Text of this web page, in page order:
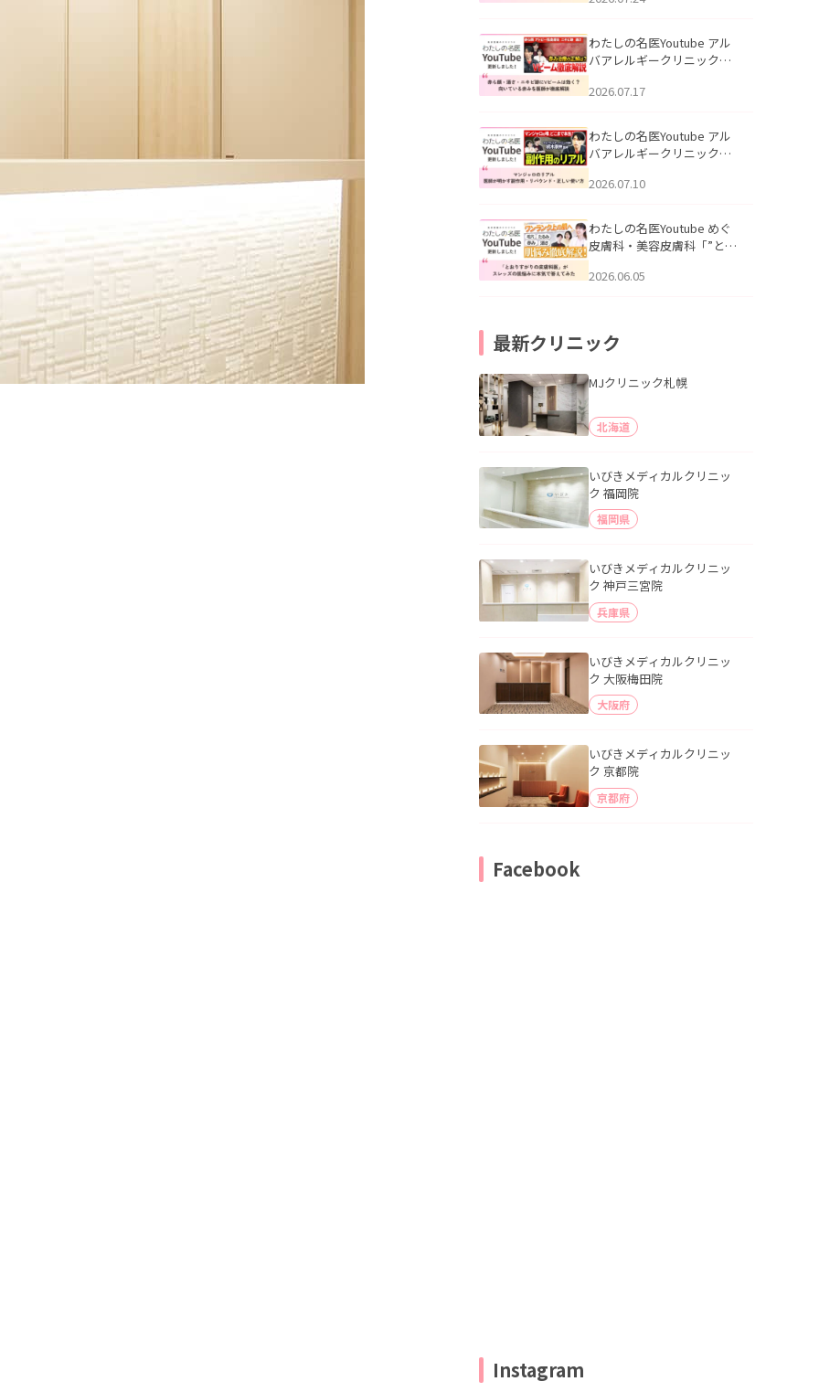
公開いたしました。
わたしの名医Youtube アル
バアレルギークリニック札
跡にVビームは効く？向いて
説」を公開いたしました。
2026.07.17
わたしの名医Youtube アル
バアレルギークリニック札
医師が明かす副作用・リバ
公開いたしました。
2026.07.10
わたしの名医Youtube めぐ
皮膚科・美容皮膚科「”とお
ッズの肌悩みに本気で答え
2026.06.05
最新クリニック
MJクリニック札幌
北海道
いびきメディカルクリニッ
ク 福岡院
福岡県
いびきメディカルクリニッ
ク 神戸三宮院
兵庫県
いびきメディカルクリニッ
ク 大阪梅田院
大阪府
いびきメディカルクリニッ
ク 京都院
京都府
Facebook
Instagram